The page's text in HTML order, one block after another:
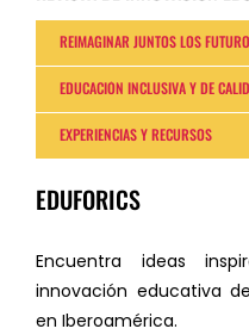
REIMAGINAR JUNTOS LOS
EDUCACIÓN INCLUSIVA Y DE
EXPERIENCIAS Y RECURSOS
EDUFORICS
Encuentra ideas
innovación educativa
en Iberoamérica.